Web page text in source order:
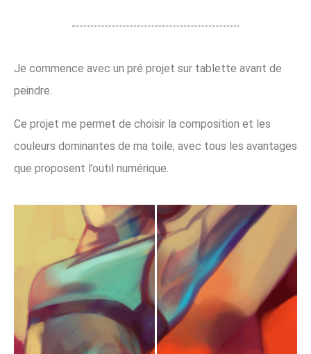
Je commence avec un pré projet sur tablette avant de
peindre.
Ce projet me permet de choisir la composition et les
couleurs dominantes de ma toile, avec tous les avantages
que proposent l’outil numérique.